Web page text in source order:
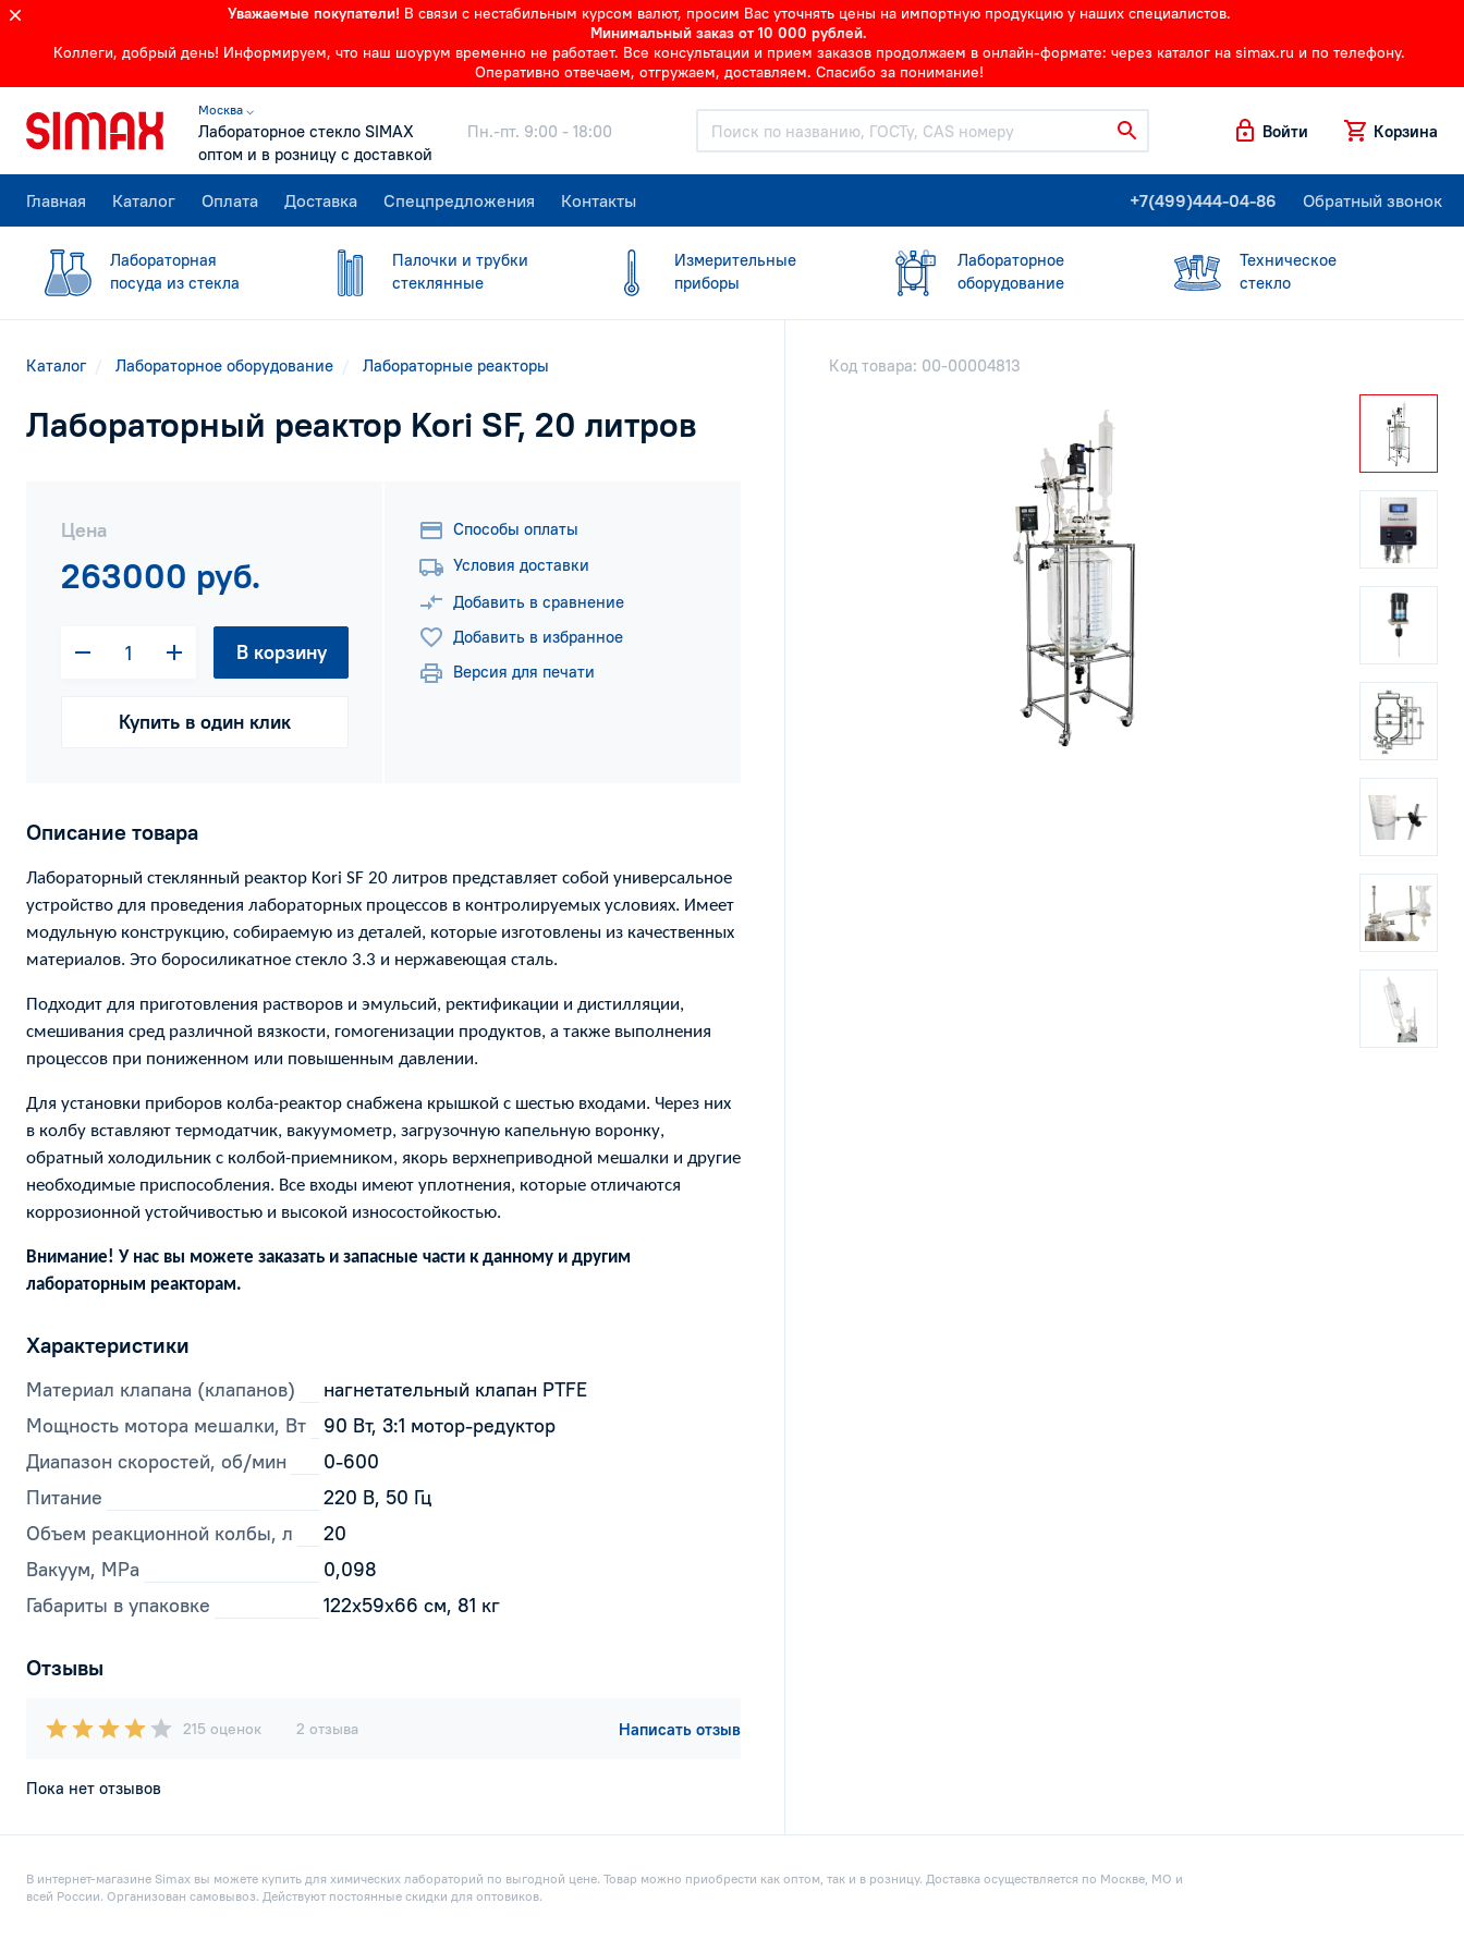
Уважаемые покупатели! В связи с нестабильным курсом валют, просим Вас уточнять цены на импортную продукцию у наших специалистов.
Минимальный заказ от 10 000 рублей.
Коллеги, добрый день! Информируем, что наш шоурум временно не работает. Все консультации и прием заказов продолжаем в онлайн-формате: через каталог на simax.ru и по телефону.
Оперативно отвечаем, отгружаем, доставляем. Спасибо за понимание!
Москва ⌵
Лабораторное стекло SIMAX
оптом и в розницу с доставкой
Пн.-пт. 9:00 - 18:00 Войти Корзина
Главная Каталог Оплата Доставка Спецпредложения Контакты +7(499)444-04-86 Обратный звонок
Лабораторная
посуда из стекла
Палочки и трубки
стеклянные
Измерительные
приборы
Лабораторное
оборудование
Техническое
стекло
Каталог Лабораторное оборудование Лабораторные реакторы
Лабораторный реактор Kori SF, 20 литров
Цена
263000 руб.
В корзину
Купить в один клик
Способы оплаты
Условия доставки
Добавить в сравнение
Добавить в избранное
Версия для печати
Описание товара
Лабораторный стеклянный реактор Kori SF 20 литров представляет собой универсальное
устройство для проведения лабораторных процессов в контролируемых условиях. Имеет
модульную конструкцию, собираемую из деталей, которые изготовлены из качественных
материалов. Это боросиликатное стекло 3.3 и нержавеющая сталь.
Подходит для приготовления растворов и эмульсий, ректификации и дистилляции,
смешивания сред различной вязкости, гомогенизации продуктов, а также выполнения
процессов при пониженном или повышенным давлении.
Для установки приборов колба-реактор снабжена крышкой с шестью входами. Через них
в колбу вставляют термодатчик, вакуумометр, загрузочную капельную воронку,
обратный холодильник с колбой-приемником, якорь верхнеприводной мешалки и другие
необходимые приспособления. Все входы имеют уплотнения, которые отличаются
коррозионной устойчивостью и высокой износостойкостью.
Внимание! У нас вы можете заказать и запасные части к данному и другим
лабораторным реакторам.
Характеристики
Материал клапана (клапанов)
нагнетательный клапан PTFE
Мощность мотора мешалки, Вт
90 Вт, 3:1 мотор-редуктор
Диапазон скоростей, об/мин
0-600
Питание
220 В, 50 Гц
Объем реакционной колбы, л
20
Вакуум, MPa
0,098
Габариты в упаковке
122х59х66 см, 81 кг
Отзывы
215 оценок 2 отзыва Написать отзыв
Пока нет отзывов
Код товара: 00-00004813
В интернет-магазине Simax вы можете купить для химических лабораторий по выгодной цене. Товар можно приобрести как оптом, так и в розницу. Доставка осуществляется по Москве, МО и
всей России. Организован самовывоз. Действуют постоянные скидки для оптовиков.